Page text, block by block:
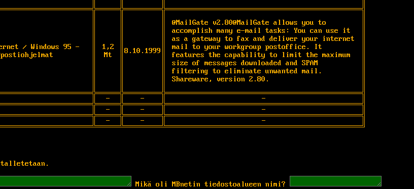
/ Windows 95 -
1,2
Mt
8.10.1999
@MailGate v2.80@MailGate allows you to
accomplish many e-mail tasks: You can use it
as a gateway to fax and deliver your internet
mail to your workgroup postoffice. It
features the capability to limit the maximum
size of messages downloaded and SPAM
filtering to eliminate unwanted mail.
Shareware, version 2.80.
- -
-
- -
-
- - -
Mikä oli MBnetin tiedostoalueen nimi?